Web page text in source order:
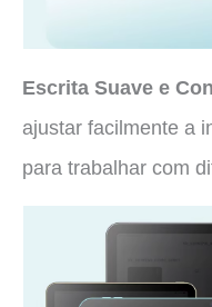
Escrita Suave e
ajustar facilmente a
para trabalhar com